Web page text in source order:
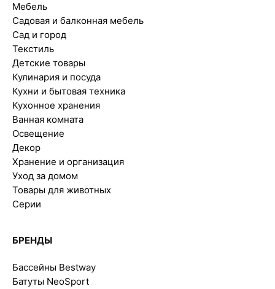
Мебель
Садовая и балконная мебель
Сад и город
Текстиль
Детские товары
Кулинария и посуда
Кухни и бытовая техника
Кухонное хранения
Ванная комната
Освещение
Декор
Хранение и организация
Уход за домом
Товары для животных
Серии
БРЕНДЫ
Бассейны Bestway
Батуты NeoSport